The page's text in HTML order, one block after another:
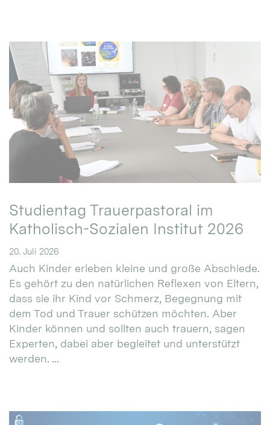
Studientag Trauerpastoral im
Katholisch-Sozialen Institut 2026
20. Juli 2026
Auch Kinder erleben kleine und große Abschiede.
Es gehört zu den natürlichen Reflexen von Eltern,
dass sie ihr Kind vor Schmerz, Begegnung mit
dem Tod und Trauer schützen möchten. Aber
Kinder können und sollten auch trauern, sagen
Experten, dabei aber begleitet und unterstützt
werden. ...